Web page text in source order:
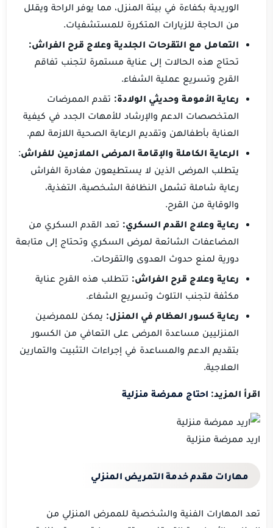
الوريدية بكفاءة في بيئة المنزل، مما يوفر الراحة ويقلل
من الحاجة للزيارات المتكررة للمستشفيات.
التعامل مع التقرحات الجلدية وعلاج قرح الفراش:
تحتاج هذه الحالات إلى عناية مستمرة لتجنب تفاقم
القرح وتسريع عملية الشفاء.
رعاية الأمومة وحديثي الولادة: تقدم الممرضات
المتخصصات الدعم والإرشاد للأمهات الجدد في كيفية
العناية بأطفالهن وتقديم الرعاية الصحية اللازمة لهم.
الرعاية الكاملة والإقامة المرضى الملازمين للفراش:
يتطلب المرضى الذين لا يستطيعون مغادرة الفراش
رعاية شاملة تشمل النظافة الشخصية، التغذية،
والوقاية من القرح.
رعاية وعلاج القدم السكري: تعد القدم السكري من
المضاعفات الشائعة لمرض السكري وتحتاج إلى متابعة
دورية لمنع حدوث العدوى والتقرحات.
رعاية وعلاج قرح الفراش: تتطلب هذه القرح عناية
مكثفة لتجنب التلوث وتسريع الشفاء.
رعاية كسور العظام في المنزل: يمكن للممرضين
المنزليين مساعدة المرضى على التعافي من الكسور
بتقديم الدعم والمساعدة في إجراءات التثبيت والتمارين
العلاجية.
اقرأ المزيد: احتاج ممرضة منزلية
اريد ممرضة منزلية
مهارات مقدم خدمة التمريض المنزلي
تعد المهارات الفنية والشخصية للممرض المنزلي من